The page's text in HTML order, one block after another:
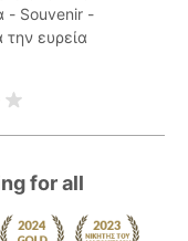
- Souvenir -
την ευρεία
for all